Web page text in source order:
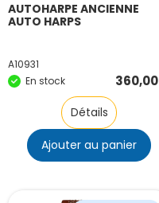
AUTOHARPE ANCIENNE
AUTO HARPS
A10931
En stock
360,00
Détails
Ajouter au panier